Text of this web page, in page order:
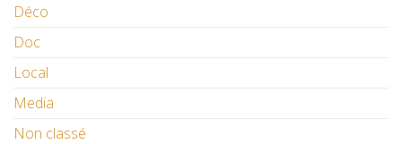
Déco
Doc
Local
Media
Non classé